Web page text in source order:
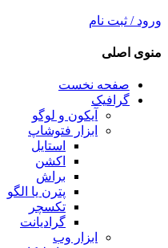
ورود / ثبت نام
منوی اصلی
صفحه نخست
گرافیک
آیکون و لوگو
ابزار فتوشاپ
استایل
اکشن
براش
پترن یا الگو
تکسچر
گرادیانت
ابزار وب